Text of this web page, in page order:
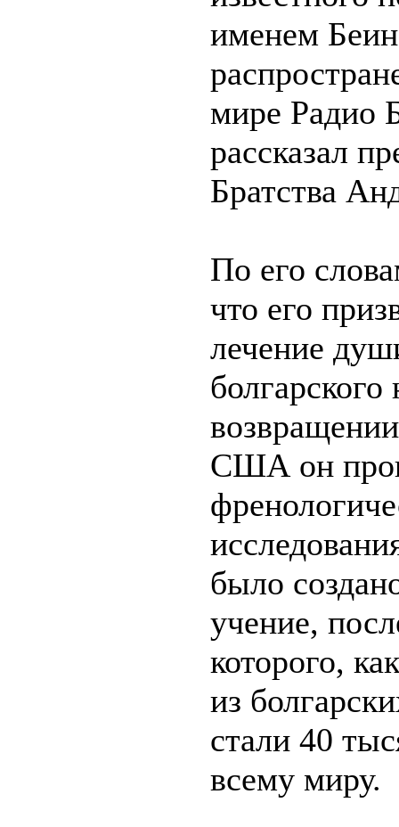
именем
мире Радио
рассказал
Братства
По его
что его
лечение
США он
было
учение,
которого,
из
стали 40
всему миру.